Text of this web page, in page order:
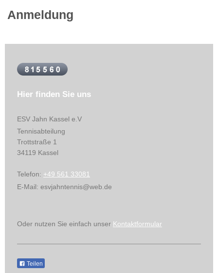
Anmeldung
Hier finden Sie uns
ESV Jahn Kassel e.V
Tennisabteilung
Trottstraße 1
34119 Kassel
Telefon: +49 561 33081
E-Mail: esvjahntennis@web.de
Oder nutzen Sie einfach unser Kontaktformular
Teilen